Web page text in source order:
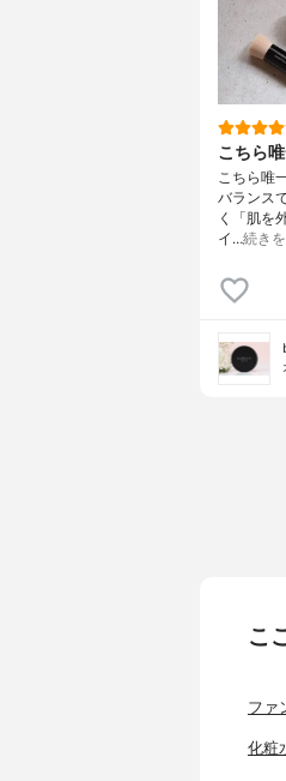
こちら
こちら唯
バランス
く「肌を
イ…続き
こ
ファ
化粧